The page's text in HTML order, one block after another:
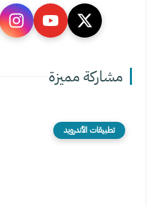
مشاركة مميزة
تطبيقات الأندرويد